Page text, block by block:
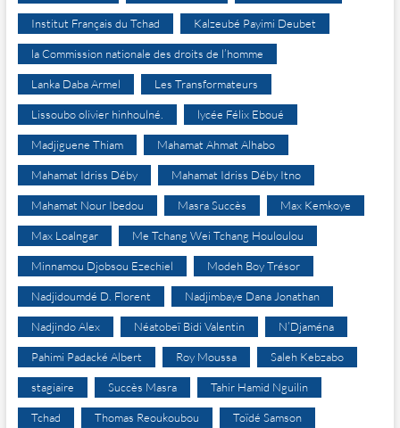
Institut Français du Tchad Kalzeubé Payimi Deubet
la Commission nationale des droits de l’homme
Lanka Daba Armel Les Transformateurs
Lissoubo olivier hinhoulné. lycée Félix Eboué
Madjiguene Thiam Mahamat Ahmat Alhabo
Mahamat Idriss Déby Mahamat Idriss Déby Itno
Mahamat Nour Ibedou Masra Succès Max Kemkoye
Max Loalngar Me Tchang Wei Tchang Houloulou
Minnamou Djobsou Ezechiel Modeh Boy Trésor
Nadjidoumdé D. Florent Nadjimbaye Dana Jonathan
Nadjindo Alex Néatobeï Bidi Valentin N’Djaména
Pahimi Padacké Albert Roy Moussa Saleh Kebzabo
stagiaire Succès Masra Tahir Hamid Nguilin
Tchad Thomas Reoukoubou Toïdé Samson